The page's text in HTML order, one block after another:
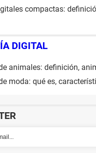
compactas:
DIGITAL
animales: definición,
moda: qué es,